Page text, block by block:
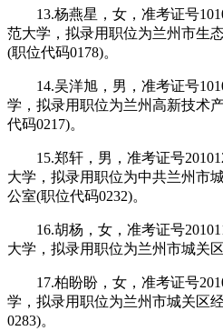
13.杨燕星，女，准考证号
范大学，拟录用职位为兰州市生
(职位代码0178)。
14.吴洋旭，男，准考证号
学，拟录用职位为兰州高新技术
代码0217)。
15.郑轩，男，准考证号
大学，拟录用职位为中共兰州市
公室(职位代码0232)。
16.胡杨，女，准考证号
大学，拟录用职位为兰州市城关
17.柏盼盼，女，准考证号
学，拟录用职位为兰州市城关区
0283)。